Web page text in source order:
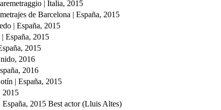
| Italia, 2015
de Barcelona | España, 2015
| España, 2015
España, 2015
2015
2016
2016
| España, 2015
2015
2015 Best actor (Lluis Altes)